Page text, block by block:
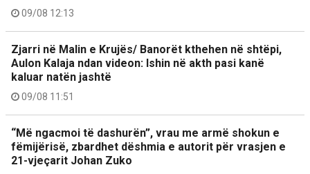
09/08 12:13
Zjarri në Malin e Krujës/ Banorët kthehen në shtëpi,
Aulon Kalaja ndan videon: Ishin në akth pasi kanë
kaluar natën jashtë
09/08 11:51
“Më ngacmoi të dashurën”, vrau me armë shokun e
fëmijërisë, zbardhet dëshmia e autorit për vrasjen e
21-vjeçarit Johan Zuko